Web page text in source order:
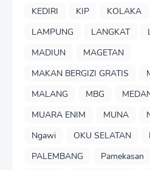
KEDIRI
KIP KOLAKA
LAMPUNG
LANGKAT
MADIUN
MAGETAN
MAKAN BERGIZI GRATIS
MALANG
MBG
MUARA ENIM
MUNA
Ngawi
OKU SELATAN
PALEMBANG
Pamekasan